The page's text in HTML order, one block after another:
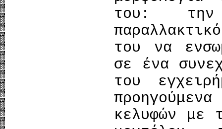
του:
του να
σε ένα
του
κελυφών με